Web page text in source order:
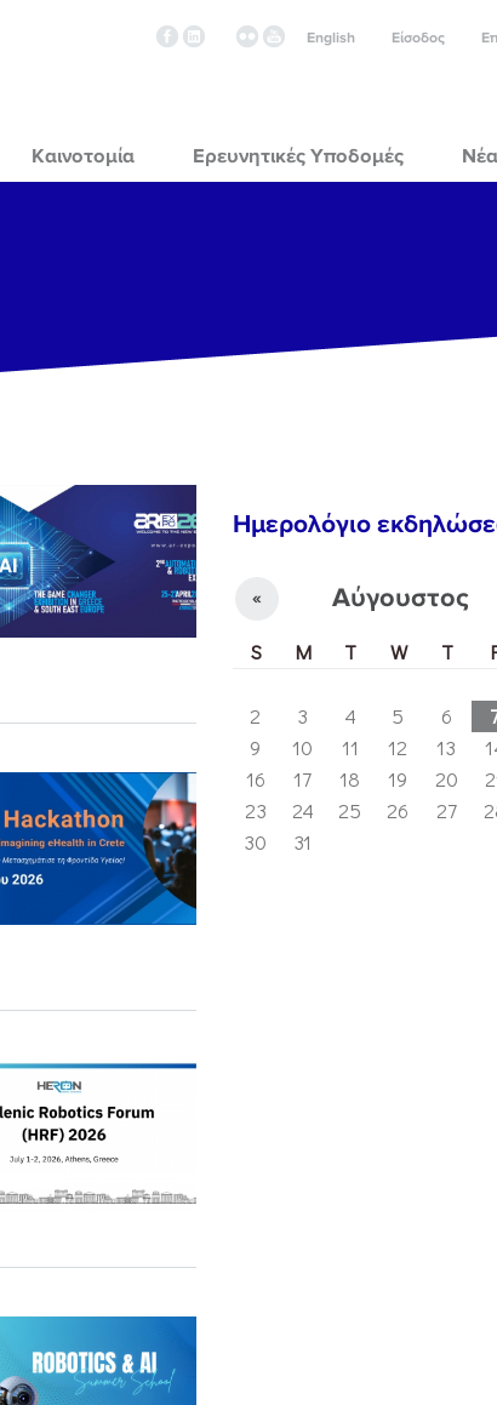
Είσοδος
English
Καινοτομία Ερευνητικές Υποδομές Νέα
Ημερολόγιο
Αύγουστος
«
S M T W T
2
3 4 5 6
9
10 11 12 13
16
17 18 19 20
23
24 25 26 27
30
31